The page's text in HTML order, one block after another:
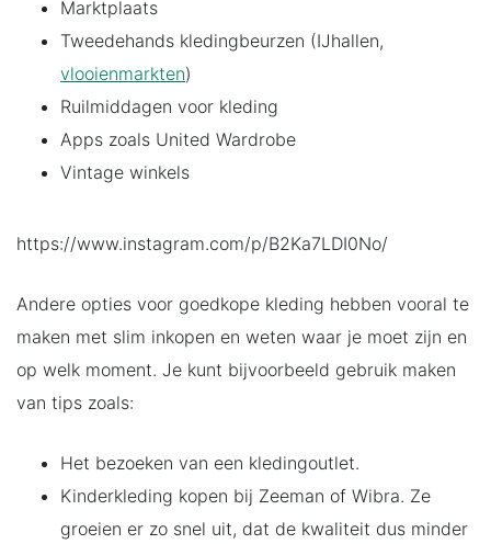
Marktplaats
Tweedehands kledingbeurzen (IJhallen,
vlooienmarkten)
Ruilmiddagen voor kleding
Apps zoals United Wardrobe
Vintage winkels
https://www.instagram.com/p/B2Ka7LDI0No/
Andere opties voor goedkope kleding hebben vooral te
maken met slim inkopen en weten waar je moet zijn en
op welk moment. Je kunt bijvoorbeeld gebruik maken
van tips zoals:
Het bezoeken van een kledingoutlet.
Kinderkleding kopen bij Zeeman of Wibra. Ze
groeien er zo snel uit, dat de kwaliteit dus minder